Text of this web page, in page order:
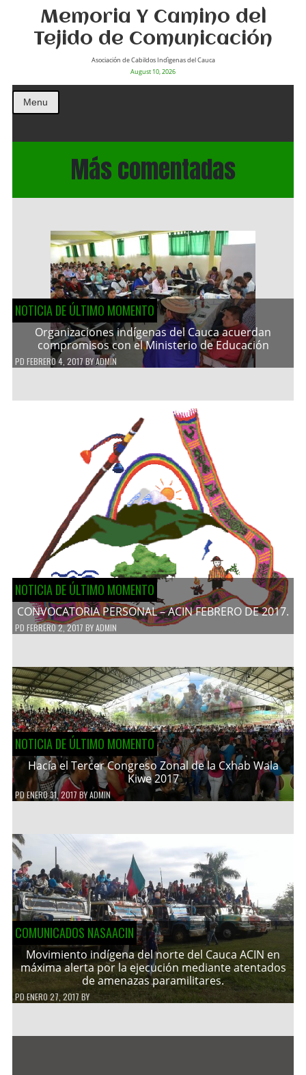
Memoria Y Camino del
Tejido de Comunicación
Asociación de Cabildos Indìgenas del Cauca
August 10, 2026
Menu
Más comentadas
NOTICIA DE ÚLTIMO MOMENTO
Organizaciones indígenas del Cauca acuerdan
compromisos con el Ministerio de Educación
PD FEBRERO 4, 2017 BYADMIN
NOTICIA DE ÚLTIMO MOMENTO
CONVOCATORIA PERSONAL – ACIN FEBRERO DE 2017.
PD FEBRERO 2, 2017 BYADMIN
NOTICIA DE ÚLTIMO MOMENTO
Hacía el Tercer Congreso Zonal de la Cxhab Wala
Kiwe 2017
PDENERO 31, 2017 BYADMIN
COMUNICADOS NASAACIN
Movimiento indígena del norte del Cauca ACIN en
máxima alerta por la ejecución mediante atentados
de amenazas paramilitares.
PDENERO 27, 2017 BY